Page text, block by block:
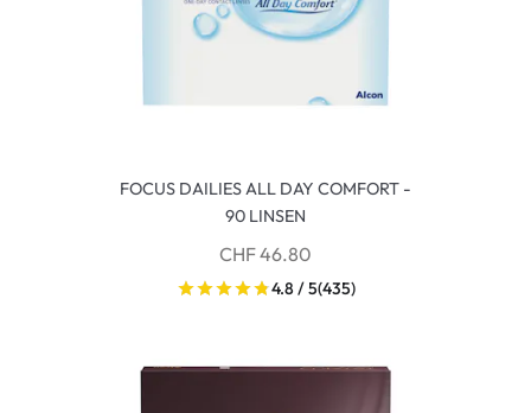
FOCUS DAILIES ALL DAY COMFORT -
90 LINSEN
CHF 46.80
4.8 / 5(435)